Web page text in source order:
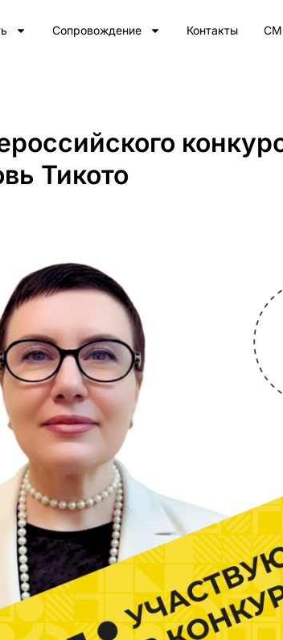
Сопровождение Контакты
Тикото